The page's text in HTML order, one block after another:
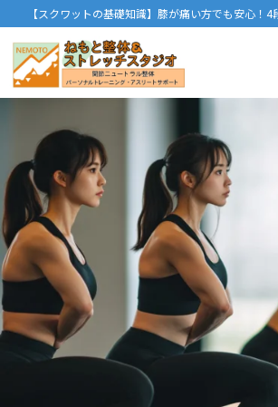
【スクワットの基礎知識】膝が痛い方でも安心！